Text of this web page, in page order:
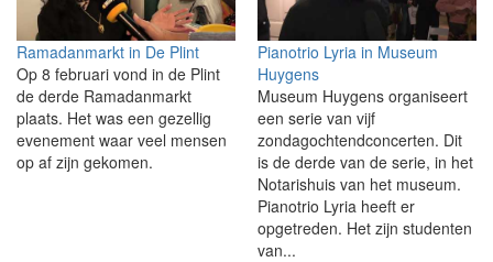
Ramadanmarkt in De Plint
Op 8 februari vond in de Plint
de derde Ramadanmarkt
plaats. Het was een gezellig
evenement waar veel mensen
op af zijn gekomen.
Pianotrio Lyria in Museum
Huygens
Museum Huygens organiseert
een serie van vijf
zondagochtendconcerten. Dit
is de derde van de serie, in het
Notarishuis van het museum.
Pianotrio Lyria heeft er
opgetreden. Het zijn studenten
van...